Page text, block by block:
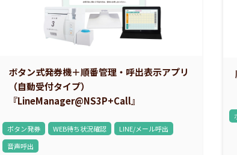
ボタン式発券機＋順番管理・呼出表示アプリ
（自動受付タイプ）
『LineManager@NS3P+Call』
ボタン発券 WEB待ち状況確認
LINE/メール呼出
音声呼出